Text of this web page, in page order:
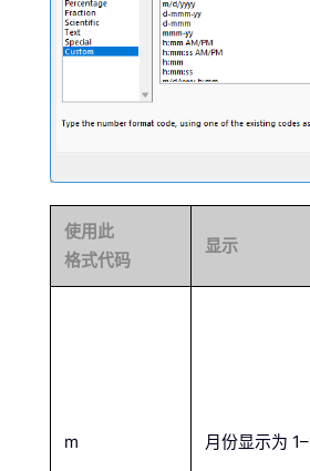
使用此
格式代码
显示
m 月份显示为